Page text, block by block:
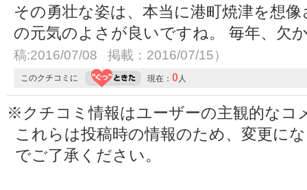
その勇壮な姿は、本当に港町焼津を想
の元気のよさが良いですね。 毎年、欠
稿:2016/07/08 掲載：2016/07/15）
このクチコミに 現在： 0人
※クチコミ情報はユーザーの主観的なコ
これらは投稿時の情報のため、変更に
でご了承ください。